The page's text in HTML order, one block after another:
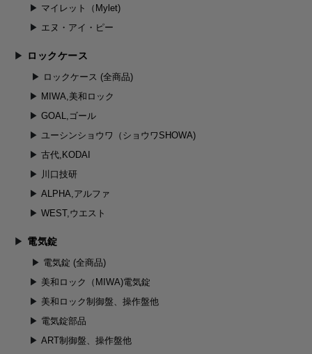
マイレット（Mylet)
エヌ・アイ・ピー
ロックケース
ロックケース (全商品)
MIWA,美和ロック
GOAL,ゴール
ユーシンショウワ（ショウワSHOWA)
古代,KODAI
川口技研
ALPHA,アルファ
WEST,ウエスト
電気錠
電気錠 (全商品)
美和ロック（MIWA)電気錠
美和ロック制御盤、操作盤他
電気錠部品
ART制御盤、操作盤他